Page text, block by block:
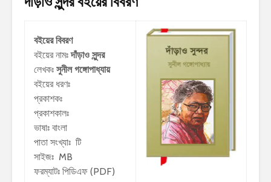
বইয়ের বিবরণ
বইয়ের নামঃদাঁড়াও সুন্দর
লেখকঃ সুনীল গঙ্গোপাধ্যায়
বইয়ের ধরণঃ
প্রকাশকঃ
প্রকাশকালঃ
ভাষাঃ বাংলা
পাতা সংখ্যাঃ টি
সাইজঃ MB
ফরম্যাটঃ পিডিএফ (PDF)